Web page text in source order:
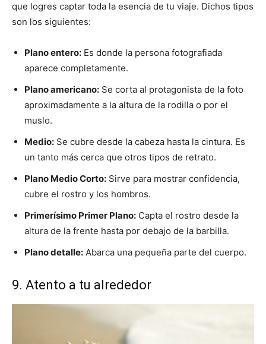
que logres captar toda la esencia de tu viaje. Dichos tipos
son los siguientes:
Plano entero: Es donde la persona fotografiada
aparece completamente.
Plano americano: Se corta al protagonista de la foto
aproximadamente a la altura de la rodilla o por el
muslo.
Medio: Se cubre desde la cabeza hasta la cintura. Es
un tanto más cerca que otros tipos de retrato.
Plano Medio Corto: Sirve para mostrar confidencia,
cubre el rostro y los hombros.
Primerísimo Primer Plano: Capta el rostro desde la
altura de la frente hasta por debajo de la barbilla.
Plano detalle: Abarca una pequeña parte del cuerpo.
9. Atento a tu alrededor